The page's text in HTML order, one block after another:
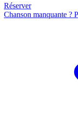
Réserver
Chanson manquante ?